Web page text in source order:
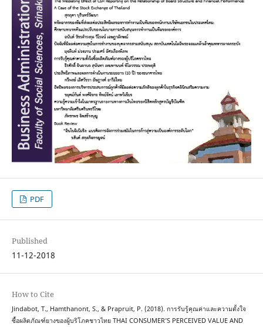
PDF
Published
11-12-2018
How to Cite
Jindabot, T., Hamthanont, S., & Prapruit, P. (2018). การรับรู้คุณค่าและความตั้งใจ
ซื้อผลิตภัณฑ์ยางของผู้บริโภคชาวไทย THAI CONSUMER’S PERCEIVED VALUE AND